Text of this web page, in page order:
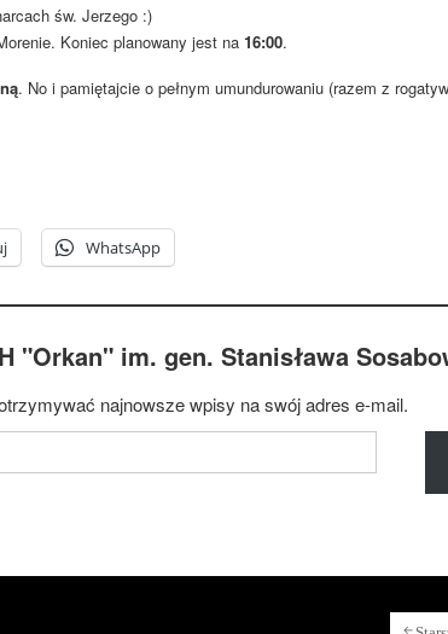
św. Jerzego :)
Koniec planowany jest na 16:00.
. No i pamiętajcie o pełnym umundurowaniu (razem z
WhatsApp
"Orkan" im. gen. Stanisława
najnowsze wpisy na swój adres e-mail.